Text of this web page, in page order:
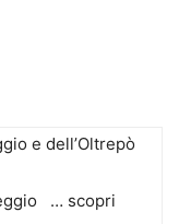
e dell’Oltrepò
… scopri